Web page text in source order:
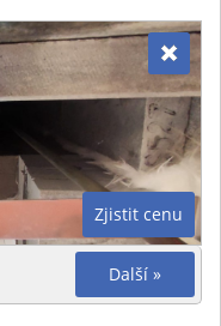
Zjistit cenu
Další »